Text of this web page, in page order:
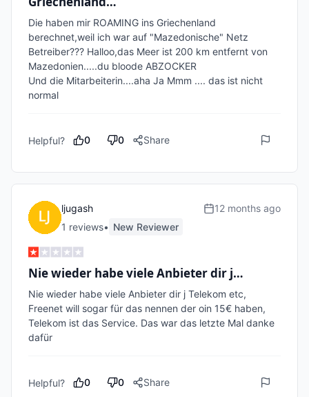
Die haben mir ROAMING ins Griechenland
berechnet,weil ich war auf "Mazedonische" Netz
Betreiber??? Halloo,das Meer ist 200 km entfernt von
Mazedonien.....du bloode ABZOCKER
Und die Mitarbeiterin....aha Ja Mmm .... das ist nicht
normal
Helpful? 0 0 Share
ljugash
1 reviews• New Reviewer
12 months ago
Nie wieder habe viele Anbieter dir j…
Nie wieder habe viele Anbieter dir j Telekom etc,
Freenet will sogar für das nennen der oin 15€ haben,
Telekom ist das Service. Das war das letzte Mal danke
dafür
Helpful? 0 0 Share